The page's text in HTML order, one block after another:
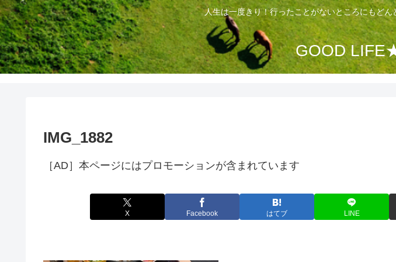
人生は一度きり！行ったことがないところにもど
GOOD
IMG_1882
［AD］本ページにはプロモーションが含まれています
X Facebook はてブ LINE